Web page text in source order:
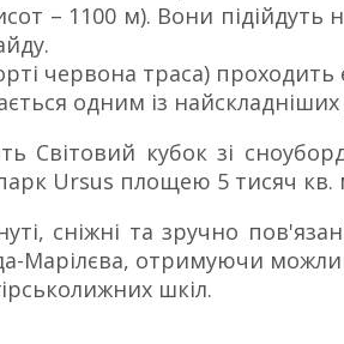
– 1100 м). Вони підійдуть
червона траса)
одним із найскладніших
Світовий кубок зі
Ursus площею 5 тисяч
сніжні та зручно
Марілєва, отримуючи
шкіл.